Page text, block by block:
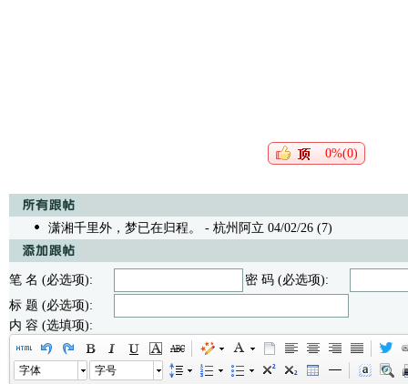
0%(0)
潇湘千里外，梦已在归程。 - 杭州阿立 04/02/26 (7)
笔 名 (必选项):
密 码 (必选项):
标 题 (必选项):
内 容 (选填项):
字体 字号